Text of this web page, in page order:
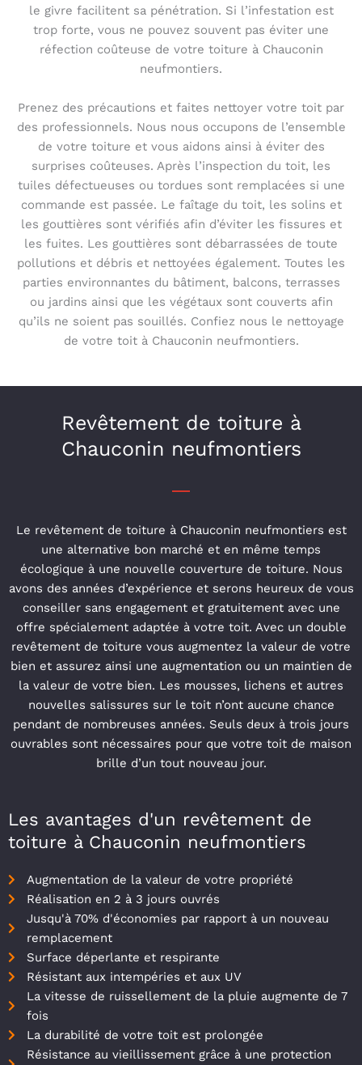
le givre facilitent sa pénétration. Si l’infestation est
trop forte, vous ne pouvez souvent pas éviter une
réfection coûteuse de votre toiture à Chauconin
neufmontiers.
Prenez des précautions et faites nettoyer votre toit par
des professionnels. Nous nous occupons de l’ensemble
de votre toiture et vous aidons ainsi à éviter des
surprises coûteuses. Après l’inspection du toit, les
tuiles défectueuses ou tordues sont remplacées si une
commande est passée. Le faîtage du toit, les solins et
les gouttières sont vérifiés afin d’éviter les fissures et
les fuites. Les gouttières sont débarrassées de toute
pollutions et débris et nettoyées également. Toutes les
parties environnantes du bâtiment, balcons, terrasses
ou jardins ainsi que les végétaux sont couverts afin
qu’ils ne soient pas souillés. Confiez nous le nettoyage
de votre toit à Chauconin neufmontiers.
Revêtement de toiture à
Chauconin neufmontiers
Le revêtement de toiture à Chauconin neufmontiers est
une alternative bon marché et en même temps
écologique à une nouvelle couverture de toiture. Nous
avons des années d’expérience et serons heureux de vous
conseiller sans engagement et gratuitement avec une
offre spécialement adaptée à votre toit. Avec un double
revêtement de toiture vous augmentez la valeur de votre
bien et assurez ainsi une augmentation ou un maintien de
la valeur de votre bien. Les mousses, lichens et autres
nouvelles salissures sur le toit n’ont aucune chance
pendant de nombreuses années. Seuls deux à trois jours
ouvrables sont nécessaires pour que votre toit de maison
brille d’un tout nouveau jour.
Les avantages d'un revêtement de
toiture à Chauconin neufmontiers
Augmentation de la valeur de votre propriété
Réalisation en 2 à 3 jours ouvrés
Jusqu'à 70% d'économies par rapport à un nouveau
remplacement
Surface déperlante et respirante
Résistant aux intempéries et aux UV
La vitesse de ruissellement de la pluie augmente de 7
fois
La durabilité de votre toit est prolongée
Résistance au vieillissement grâce à une protection